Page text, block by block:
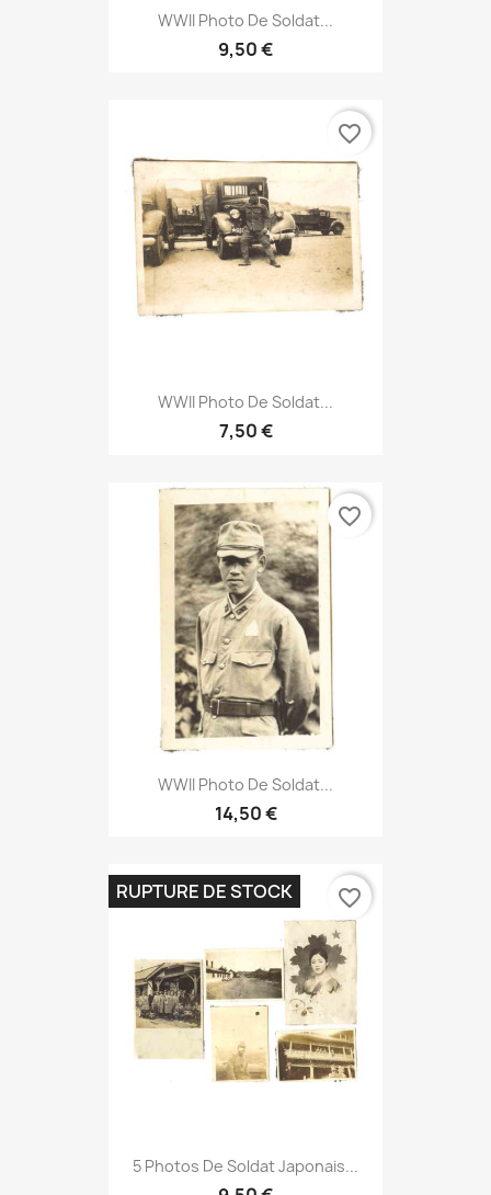
WWII Photo De Soldat...
9,50 €
WWII Photo De Soldat...
7,50 €
favorite_border
WWII Photo De Soldat...
14,50 €
favorite_border
5 Photos De Soldat Japonais...
RUPTURE DE STOCK favorite_border